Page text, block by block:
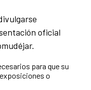
oficial
para que su
o